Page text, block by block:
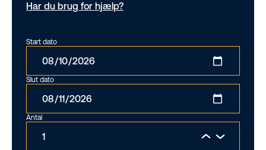
Har du brug for hjælp?
Start dato
Slut dato
Antal